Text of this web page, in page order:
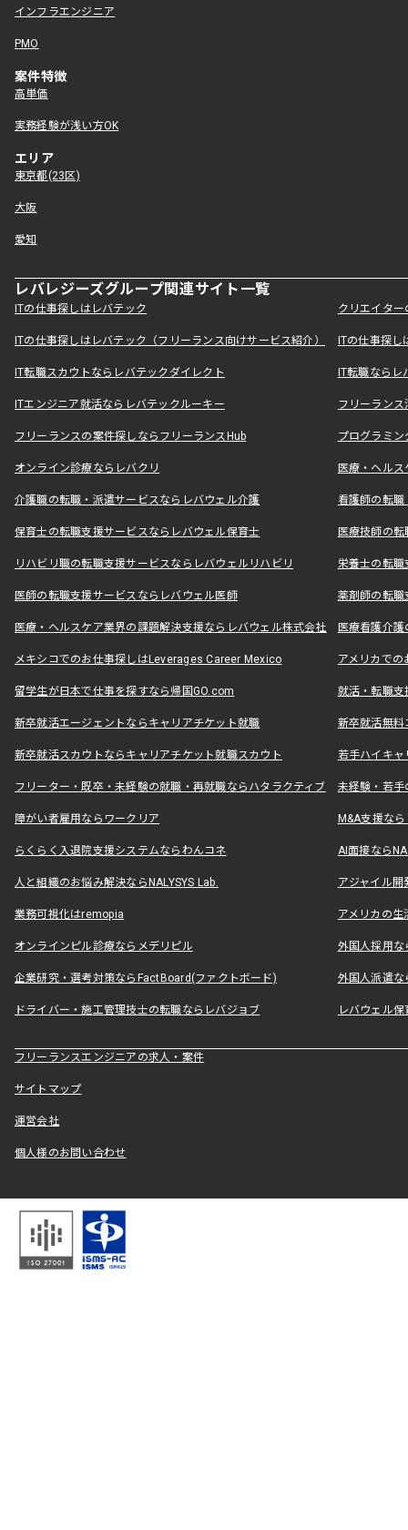
インフラエンジニア
PMO
案件特徴
高単価
実務経験が浅い方OK
エリア
東京都(23区)
大阪
愛知
レバレジーズグループ関連サイト一覧
ITの仕事探しはレバテック クリエイタ
ITの仕事探しはレバテック（フリーランス向けサービス紹介） ITの仕事探
IT転職スカウトならレバテックダイレクト IT転職なら
ITエンジニア就活ならレバテックルーキー フリーラン
フリーランスの案件探しならフリーランスHub プログラミ
オンライン診療ならレバクリ 医療・ヘル
介護職の転職・派遣サービスならレバウェル介護 看護師の転
保育士の転職支援サービスならレバウェル保育士 医療技師の
リハビリ職の転職支援サービスならレバウェルリハビリ 栄養士の転
医師の転職支援サービスならレバウェル医師 薬剤師の転
医療・ヘルスケア業界の課題解決支援ならレバウェル株式会社 医療看護介
メキシコでのお仕事探しはLeverages Career Mexico アメリカで
留学生が日本で仕事を探すなら帰国GO.com 就活・転職
新卒就活エージェントならキャリアチケット就職 新卒就活無料
新卒就活スカウトならキャリアチケット就職スカウト 若手ハイキ
フリーター・既卒・未経験の就職・再就職ならハタラクティブ 未経験・若手
障がい者雇用ならワークリア M&A支援な
らくらく入退院支援システムならわんコネ AI面接なら
人と組織のお悩み解決ならNALYSYS Lab. アジャイル
業務可視化はremopia アメリカの
オンラインピル診療ならメデリピル 外国人採用
企業研究・選考対策ならFactBoard(ファクトボード) 外国人派遣な
ドライバー・施工管理技士の転職ならレバジョブ レバウェル
フリーランスエンジニアの求人・案件
サイトマップ
運営会社
個人様のお問い合わせ